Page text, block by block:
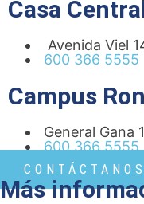
Casa
Avenida Viel
600 366 5555
Campus
General Gana
600 366 5555
CONTÁCTANOS
Más